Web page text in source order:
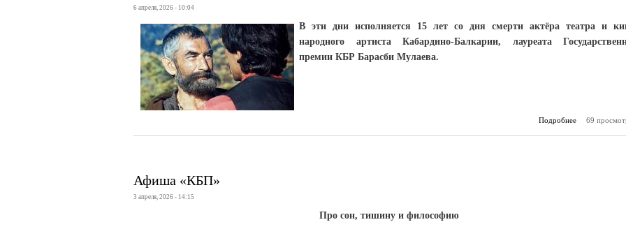
6 апреля, 2026 - 10:04
В эти дни исполняется 15 лет со дня смерти актёра театра и
народного артиста Кабардино-Балкарии, лауреата
премии КБР Барасби Мулаева.
Подробнее
о
69
Афиша «КБП»
3 апреля, 2026 - 14:15
Про сон, тишину и философию